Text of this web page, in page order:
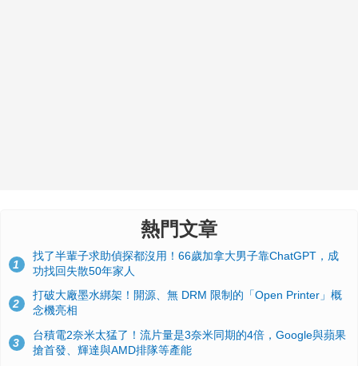
熱門文章
1
找了半輩子求助偵探都沒用！66歲加拿大男子靠ChatGPT，成
功找回失散50年家人
2
打破大廠墨水綁架！開源、無 DRM 限制的「Open Printer」概
念機亮相
3
台積電2奈米太猛了！流片量是3奈米同期的4倍，Google與蘋果
搶首發、輝達與AMD排隊等產能